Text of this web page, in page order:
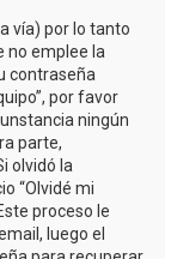
vía) por lo tanto
no emplee la
contraseña
por favor
ningún
parte,
olvidó la
“Olvidé mi
proceso le
luego el